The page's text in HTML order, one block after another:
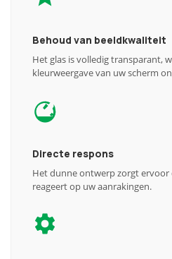
Behoud van beeldkwaliteit
Het glas is volledig transparant,
kleurweergave van uw scherm
Directe respons
Het dunne ontwerp zorgt
reageert op uw aanrakingen.